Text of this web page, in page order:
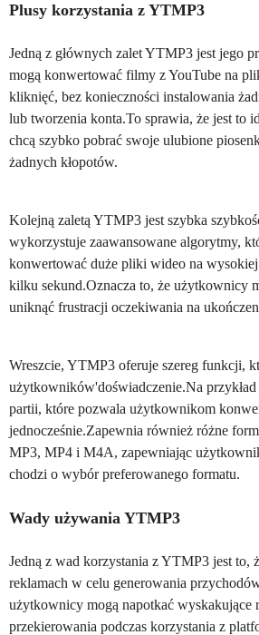
Plusy korzystania z YTMP3
Jedną z głównych zalet YTMP3 jest jego
mogą konwertować filmy z YouTube na
kliknięć, bez konieczności instalowania
lub tworzenia konta.To sprawia, że jest to
chcą szybko pobrać swoje ulubione
żadnych kłopotów.
Kolejną zaletą YTMP3 jest szybka
wykorzystuje zaawansowane algorytmy,
konwertować duże pliki wideo na
kilku sekund.Oznacza to, że użytkownicy
uniknąć frustracji oczekiwania na
Wreszcie, YTMP3 oferuje szereg funkcji,
użytkowników'doświadczenie.Na przykład
partii, które pozwala użytkownikom
jednocześnie.Zapewnia również różne
MP3, MP4 i M4A, zapewniając
chodzi o wybór preferowanego formatu.
Wady używania YTMP3
Jedną z wad korzystania z YTMP3 jest to,
reklamach w celu generowania
użytkownicy mogą napotkać wyskakujące
przekierowania podczas korzystania z